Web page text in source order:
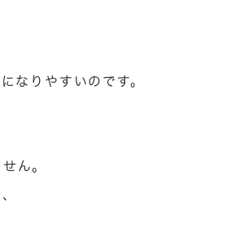
なりやすいのです。
ん。